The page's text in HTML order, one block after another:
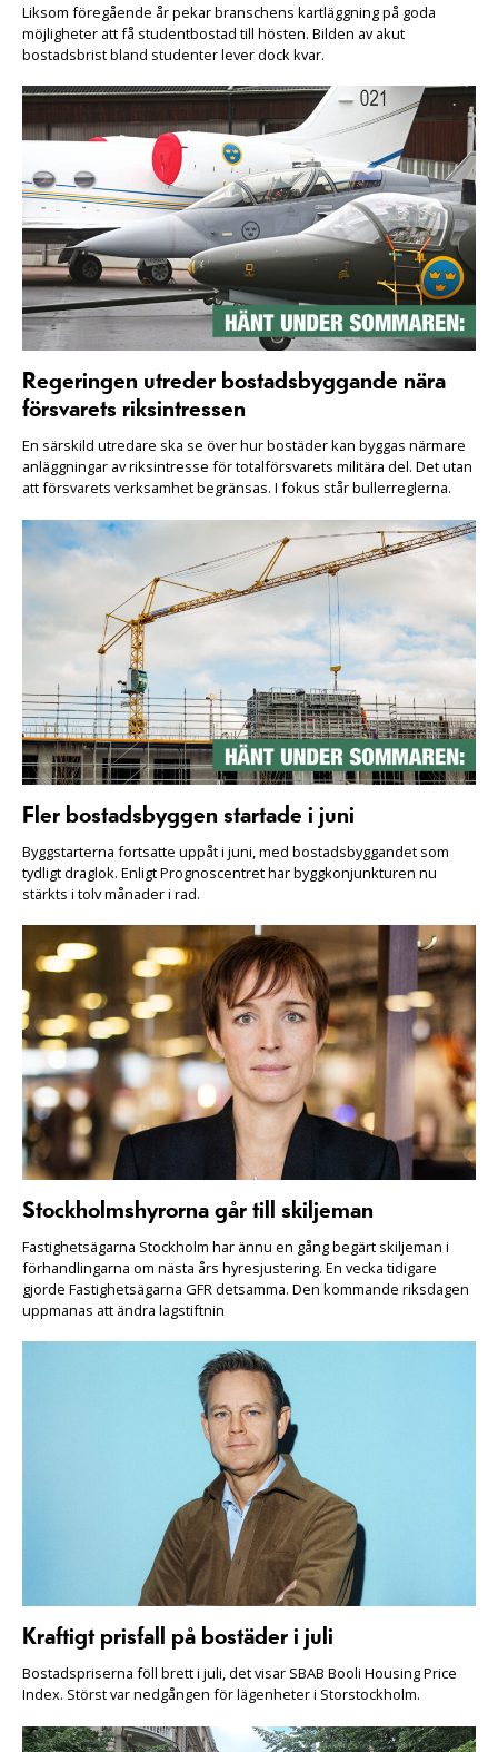
Liksom föregående år pekar branschens kartläggning på goda
möjligheter att få studentbostad till hösten. Bilden av akut
bostadsbrist bland studenter lever dock kvar.
Regeringen utreder bostadsbyggande nära
försvarets riksintressen
En särskild utredare ska se över hur bostäder kan byggas närmare
anläggningar av riksintresse för totalförsvarets militära del. Det utan
att försvarets verksamhet begränsas. I fokus står bullerreglerna.
Fler bostadsbyggen startade i juni
Byggstarterna fortsatte uppåt i juni, med bostadsbyggandet som
tydligt draglok. Enligt Prognoscentret har byggkonjunkturen nu
stärkts i tolv månader i rad.
Stockholmshyrorna går till skiljeman
Fastighetsägarna Stockholm har ännu en gång begärt skiljeman i
förhandlingarna om nästa års hyresjustering. En vecka tidigare
gjorde Fastighetsägarna GFR detsamma. Den kommande riksdagen
uppmanas att ändra lagstiftnin
Kraftigt prisfall på bostäder i juli
Bostadspriserna föll brett i juli, det visar SBAB Booli Housing Price
Index. Störst var nedgången för lägenheter i Storstockholm.